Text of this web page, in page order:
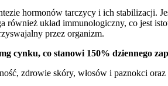
hormonów tarczycy i ich stabilizacji.
również układ immunologiczny, co jest
przez organizm.
cynku, co stanowi 150% dziennego
zdrowie skóry, włosów i paznokci oraz